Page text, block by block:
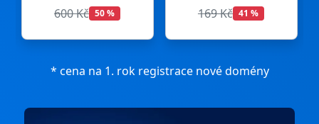
600 Kč 50 % 169 Kč 41 %
* cena na 1. rok registrace nové domény